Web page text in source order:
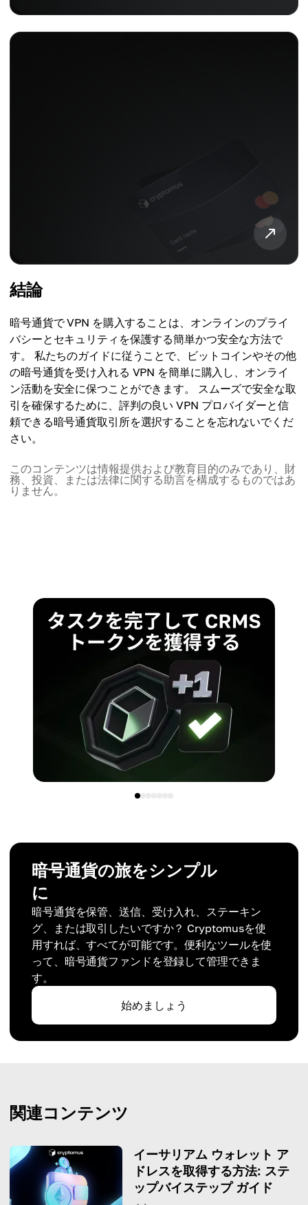
結論
暗号通貨で VPN を購入することは、オンラインのプライ
バシーとセキュリティを保護する簡単かつ安全な方法で
す。 私たちのガイドに従うことで、ビットコインやその他
の暗号通貨を受け入れる VPN を簡単に購入し、オンライ
ン活動を安全に保つことができます。 スムーズで安全な取
引を確保するために、評判の良い VPN プロバイダーと信
頼できる暗号通貨取引所を選択することを忘れないでくだ
さい。
このコンテンツは情報提供および教育目的のみであり、財
務、投資、または法律に関する助言を構成するものではあ
りません。
暗号通貨の旅をシンプル
に
暗号通貨を保管、送信、受け入れ、ステーキン
グ、または取引したいですか？ Cryptomusを使
用すれば、すべてが可能です。便利なツールを使
って、暗号通貨ファンドを登録して管理できま
す。
始めましょう
関連コンテンツ
イーサリアム ウォレット ア
ドレスを取得する方法: ステ
ップバイステップ ガイド